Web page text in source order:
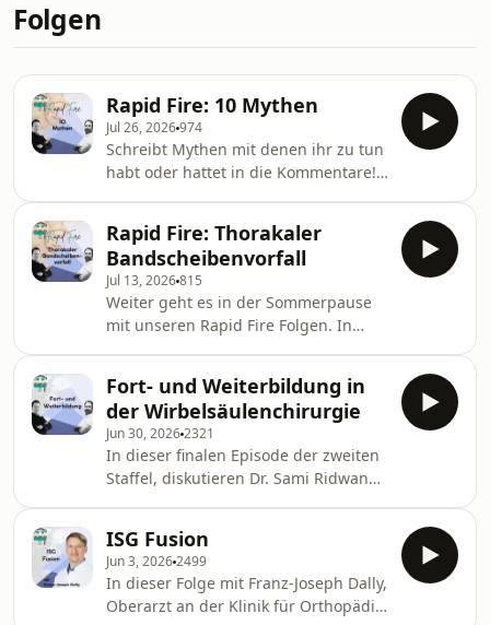
Folgen
Rapid Fire: 10 Mythen
Jul 26, 2026974
Schreibt Mythen mit denen ihr zu tun
habt oder hattet in die Kommentare!
10 Mythen rund um die
Wirbelsäulenchirurgie auf. Sie klären,
was wirklich hinter häufigen
Annahmen steckt und geben
wertvolle Einblicke in die moderne
Behandlung. 10 Mythen: Mythos 1:
Operation bei jedem
Bandscheibenvorfall Mythos 2: MRT
zeigt immer d
Rapid Fire: Thorakaler
Bandscheibenvorfall
Jul 13, 2026815
Weiter geht es in der Sommerpause
mit unseren Rapid Fire Folgen. In
thorakale Bandscheibenvorfälle, ihre
Diagnose, operative Verfahren und
Komplikationen. Das Thema ist selten,
aber wichtig für die richtige
Behandlung und Planung. Takeaways
Häufigkeit und Lokalisation von
thorakalen Bandscheibenvorfällen
Diagnostische Verfahren: MRT
Fort- und Weiterbildung in
der Wirbelsäulenchirurgie
Jun 30, 20262321
In dieser finalen Episode der zweiten
Staffel, diskutieren Dr. Sami Ridwan
Entwicklungen in der Ausbildung und
Weiterbildung im Bereich der
Wirbelsäulenchirurgie. Sie
beleuchten die Erwartungen der
ISG Fusion
Jun 3, 20262499
In dieser Folge mit Franz-Joseph Dally,
Oberarzt an der Klinik für Orthopädie